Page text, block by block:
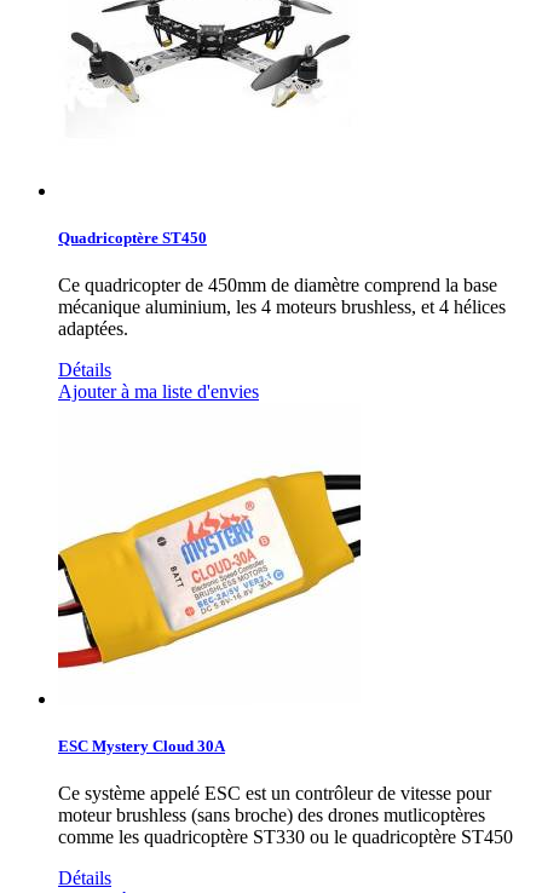
Quadricoptère ST450
Ce quadricopter de 450mm de diamètre comprend la base
mécanique aluminium, les 4 moteurs brushless, et 4 hélices
adaptées.
Détails
Ajouter à ma liste d'envies
ESC Mystery Cloud 30A
Ce système appelé ESC est un contrôleur de vitesse pour
moteur brushless (sans broche) des drones mutlicoptères
comme les quadricoptère ST330 ou le quadricoptère ST450
Détails